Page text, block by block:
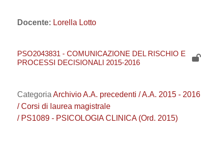
Docente: Lorella Lotto
PSO2043831 - COMUNICAZIONE DEL RISCHIO E
PROCESSI DECISIONALI 2015-2016
Categoria Archivio A.A. precedenti / A.A. 2015 - 2016
/ Corsi di laurea magistrale
/ PS1089 - PSICOLOGIA CLINICA (Ord. 2015)